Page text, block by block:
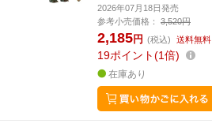
2026年07月18日発売
参考小売価格：
3,520円
2,185円 (税込) 送料無料
19ポイント 1倍
在庫あり